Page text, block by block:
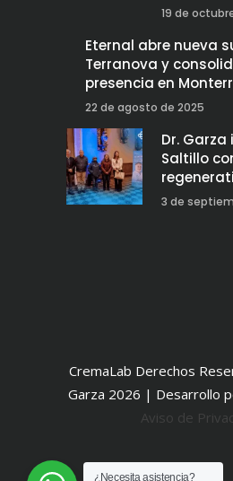
19 de
Eternal abre nueva
Terranova y
presencia en
22 de agosto de 2025
Dr.
Saltillo
3 de
CremaLab Derechos
Garza 2026 | Desarrollo
Aviso de
¿Necesita asistencia?